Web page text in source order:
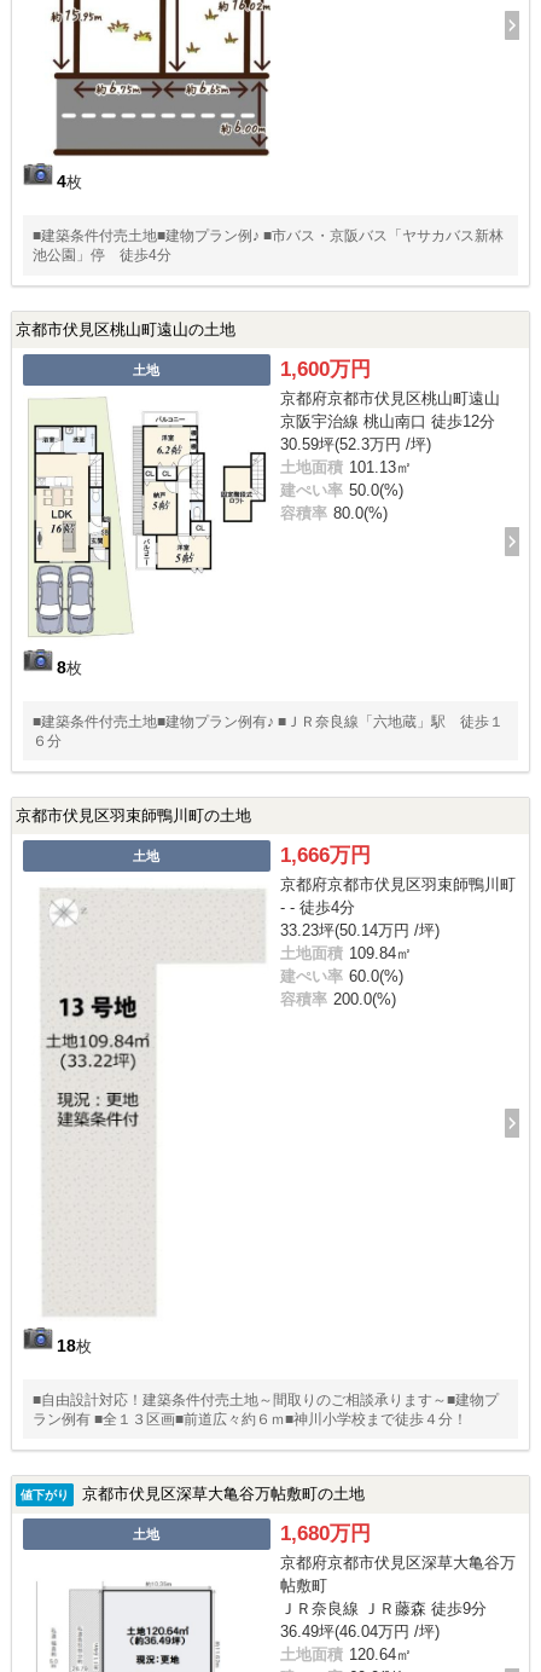
4枚
■建築条件付売土地■建物プラン例♪ ■市バス・京阪バス「ヤサカバス新林
池公園」停 徒歩4分
京都市伏見区桃山町遠山の土地
土地
8枚
1,600万円
京都府京都市伏見区桃山町遠山
京阪宇治線 桃山南口 徒歩12分
30.59坪(52.3万円 /坪)
土地面積 101.13㎡
建ぺい率 50.0(%)
容積率 80.0(%)
■建築条件付売土地■建物プラン例有♪ ■ＪＲ奈良線「六地蔵」駅 徒歩１
６分
京都市伏見区羽束師鴨川町の土地
土地
18枚
1,666万円
京都府京都市伏見区羽束師鴨川町
- - 徒歩4分
33.23坪(50.14万円 /坪)
土地面積 109.84㎡
建ぺい率 60.0(%)
容積率 200.0(%)
■自由設計対応！建築条件付売土地～間取りのご相談承ります～■建物プ
ラン例有 ■全１３区画■前道広々約６ｍ■神川小学校まで徒歩４分！
値下がり 京都市伏見区深草大亀谷万帖敷町の土地
土地 1,680万円
京都府京都市伏見区深草大亀谷万
帖敷町
ＪＲ奈良線 ＪＲ藤森 徒歩9分
36.49坪(46.04万円 /坪)
土地面積 120.64㎡